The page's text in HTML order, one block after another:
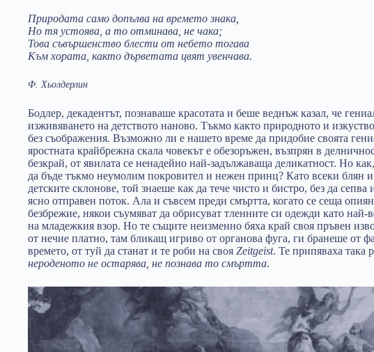
Природата само допълва на времето знака,
Но тя устоява, а то отминава, не чака;
Това съвършенство блести от небето тогава
Към хората, както дърветата цвят увенчава.
Ф. Хьолдерлин
Бодлер, декадентът, познаваше красотата и беше веднъж казал, че
изживяването на детството наново. Тъкмо както природното и
без съображения. Възможно ли е нашето време да придобие своята
яростната крайбрежна скала човекът е обезоръжен, възпрян в
безкрай, от явилата се ненадейно най-задължаваща деликатност. Но
да бъде тъкмо неумолим покровител и нежен принц? Като всеки блян
детските склонове, той знаеше как да тече чисто и бистро, без да сепва
ясно отправен поток. Ала и съвсем преди смъртта, когато се сеща
безбрежие, някои съумяват да обрисуват тленните си одежди като най-
на младежкия взор. Но те същите неизменно бяха край своя пръвен
от нечие платно, там бликащ игриво от органова фуга, ги бранеше от
времето, от туй да станат и те роби на своя Zeitgeist. Те припяваха така
нероденото не остарява, не познава то смъртта.